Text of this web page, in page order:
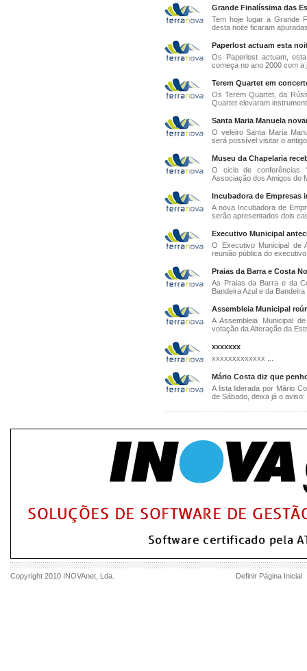
Grande Finalíssima das
Tem hoje lugar a Grande
desta noite ficaram
Paperlost actuam esta
Os Paperlost actuam,
começa no ano 2000 com a
Terem Quartet em
Os Terem Quartet, da
Quartet elevaram
Santa Maria Manuela
O veleiro Santa Maria
será possível visitar o
Museu da Chapelaria
O ciclo de conferências
Associação dos Amigos do
Incubadora de Empresas
A nova Incubadora de
serão apresentados dois
Executivo Municipal
O Executivo Municipal de
reunião pública do
Praias da Barra e Costa
As Praias da Barra e da
Bandeira Azul e da Bandeira
Assembleia Municipal
A Assembleia Municipal
votação da Alteração da
xxxxxxx
xxxxxxxxxxxxx ...
Mário Costa diz que
A lista liderada por Mário
de Sábado, deixa já o aviso:
Copyright 2010 INOVAnet , Lda. Definir Página Inicial